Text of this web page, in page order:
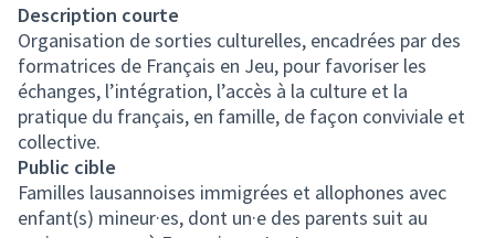
Description courte
Organisation de sorties culturelles, encadrées par des
formatrices de Français en Jeu, pour favoriser les
échanges, l’intégration, l’accès à la culture et la
pratique du français, en famille, de façon conviviale et
collective.
Public cible
Familles lausannoises immigrées et allophones avec
enfant(s) mineur·es, dont un·e des parents suit au